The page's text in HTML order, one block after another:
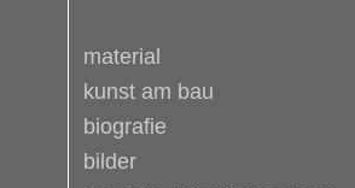
material
kunst am bau
biografie
bilder